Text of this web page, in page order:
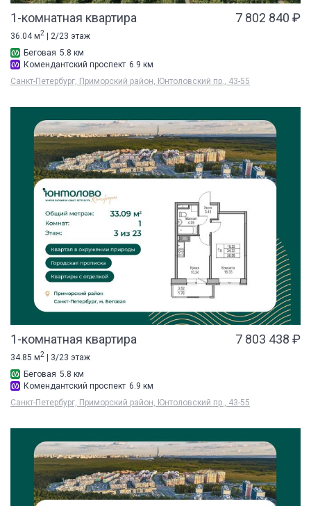
1-комнатная квартира 7 802 840 ₽
36.04 м2
| 2/23 этаж
Беговая 5.8 км
Комендантский проспект 6.9 км
Санкт-Петербург, Приморский район, Юнтоловский пр., 43-55
1-комнатная квартира 7 803 438 ₽
34.85 м2 | 3/23 этаж
Беговая 5.8 км
Комендантский проспект 6.9 км
Санкт-Петербург, Приморский район, Юнтоловский пр., 43-55